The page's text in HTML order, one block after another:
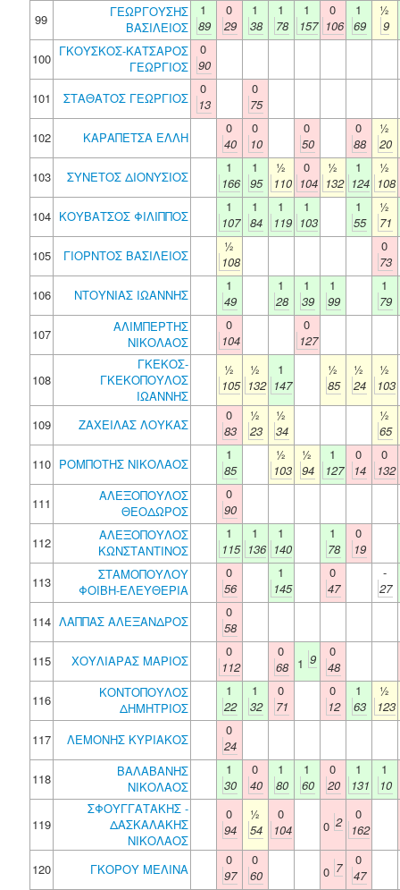
99
ΓΕΩΡΓΟΥΣΗΣ
ΒΑΣΙΛΕΙΟΣ
1
89
0
29
1
38
1
78
1
157
0
106
1
69
½
9
100 ΓΚΟΥΣΚΟΣ-ΚΑΤΣΑΡΟΣ
ΓΕΩΡΓΙΟΣ
0
90
101
ΣΤΑΘΑΤΟΣ ΓΕΩΡΓΙΟΣ
0
13
0
75
102
ΚΑΡΑΠΕΤΣΑ ΕΛΛΗ
0
40
0
10
0
50
0
88
½
20
103
ΣΥΝΕΤΟΣ ΔΙΟΝΥΣΙΟΣ
1
166
1
95
½
110
0
104
½
132
1
124
½
108
104 ΚΟΥΒΑΤΣΟΣ ΦΙΛΙΠΠΟΣ
1
107
1
84
1
119
1
103
1
55
½
71
105
ΓΙΟΡΝΤΟΣ ΒΑΣΙΛΕΙΟΣ
½
108
0
73
106
ΝΤΟΥΝΙΑΣ ΙΩΑΝΝΗΣ
1
49
1
28
1
39
1
99
1
79
107
ΑΛΙΜΠΕΡΤΗΣ
ΝΙΚΟΛΑΟΣ
0
104
0
127
108
ΓΚΕΚΟΣ-
ΓΚΕΚΟΠΟΥΛΟΣ
ΙΩΑΝΝΗΣ
½
105
½
132
1
147
½
85
½
24
½
103
109 ΖΑΧΕΙΛΑΣ ΛΟΥΚΑΣ
0
83
½
23
½
34
½
65
110 ΡΟΜΠΟΤΗΣ ΝΙΚΟΛΑΟΣ
1
85
½
103
½
94
1
127
0
14
0
132
111
ΑΛΕΞΟΠΟΥΛΟΣ
ΘΕΟΔΩΡΟΣ
0
90
112
ΑΛΕΞΟΠΟΥΛΟΣ
ΚΩΝΣΤΑΝΤΙΝΟΣ
1
115
1
136
1
140
1
78
0
19
113
ΣΤΑΜΟΠΟΥΛΟΥ
ΦΟΙΒΗ-ΕΛΕΥΘΕΡΙΑ
0
56
1
145
0
47
-
27
114 ΛΑΠΠΑΣ ΑΛΕΞΑΝΔΡΟΣ
0
58
115
ΧΟΥΛΙΑΡΑΣ ΜΑΡΙΟΣ
0
112
0
68 1 9
0
48
116
ΚΟΝΤΟΠΟΥΛΟΣ
ΔΗΜΗΤΡΙΟΣ
1
22
1
32
0
71
0
12
1
63
½
123
117
ΛΕΜΟΝΗΣ ΚΥΡΙΑΚΟΣ
0
24
118
ΒΑΛΑΒΑΝΗΣ
ΝΙΚΟΛΑΟΣ
1
30
0
40
1
80
1
60
0
20
1
131
1
10
119
ΣΦΟΥΓΓΑΤΑΚΗΣ -
ΔΑΣΚΑΛΑΚΗΣ
ΝΙΚΟΛΑΟΣ
0
94
½
54
0
104
0 2
0
162
120 ΓΚΟΡΟΥ ΜΕΛΙΝΑ
0
97
0
60
0 7
0
47